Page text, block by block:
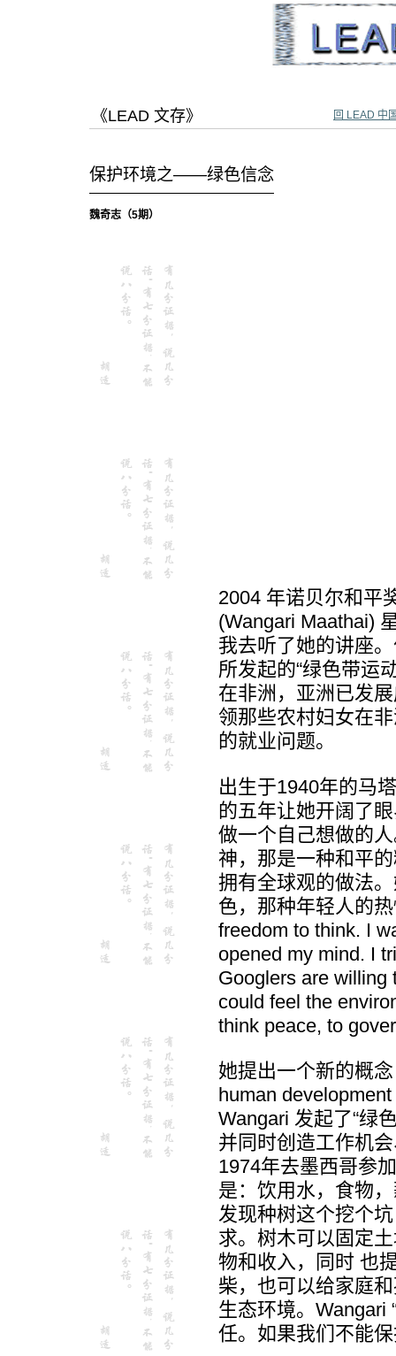
《LEAD 文存》 回 LEAD 中
保护环境之——绿色信念
魏奇志（5期）
2004 年诺贝尔和平
(Wangari Maathai)
我去听了她的讲座
所发起的“绿色带运
在非洲，亚洲已发
领那些农村妇女在
的就业问题。
出生于1940年的马
的五年让她开阔了
做一个自己想做的
神，那是一种和平
拥有全球观的做法
色，那种年轻人的
freedom to think. I
opened my mind. I
Googlers are
could feel the
think peace, to
她提出一个新的概
human
Wangari 发起了“绿
并同时创造工作机
1974年去墨西哥参
是：饮用水，食物
发现种树这个挖个
求。树木可以固定
物和收入，同时 也
柴，也可以给家庭
生态环境。Wangari
任。如果我们不能